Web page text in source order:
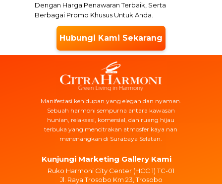
Hubungi Kami Sekarang
Dengan Harga Penawaran Terbaik, Serta
Berbagai Promo Khusus Untuk Anda.
Kunjungi Marketing Gallery Kami
Ruko Harmoni City Center (HCC 1) TC-01
Jl. Raya Trosobo Km 23, Trosobo
Manifestasi kehidupan yang elegan dan nyaman.
Sebuah harmoni sempurna antara kawasan
hunian, relaksasi, komersial, dan ruang hijau
terbuka yang mencitrakan atmosfer kaya nan
menenangkan di Surabaya Selatan.